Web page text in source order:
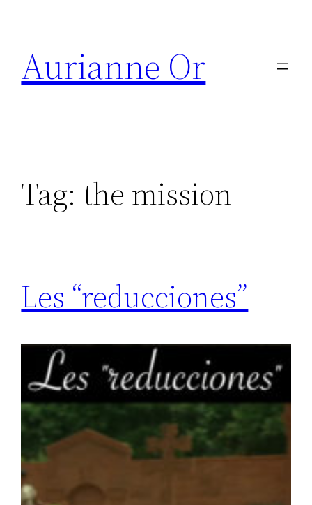
content
Aurianne Or
Tag: the mission
Les “reducciones”